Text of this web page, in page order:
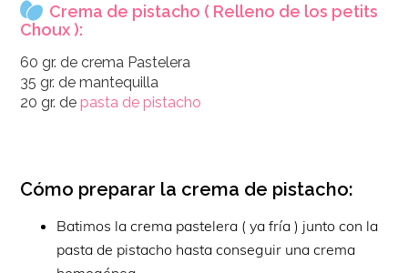
Crema de pistacho ( Relleno de los petits
Choux ):
60 gr. de crema Pastelera
35 gr. de mantequilla
20 gr. de pasta de pistacho
Cómo preparar la crema de pistacho:
Batimos la crema pastelera ( ya fría ) junto con la
pasta de pistacho hasta conseguir una crema